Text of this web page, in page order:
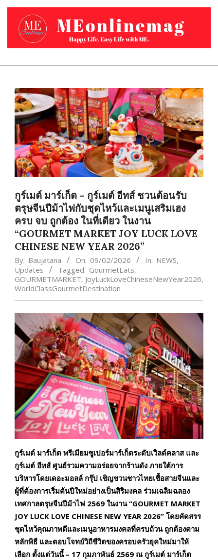
Skip
content
Primary
Menu
กูร์เมต์ มาร์เก็ต – กูร์เมต์ อีทส์ ชวนต้อนรับ
ตรุษจีนปีม้าไฟกับชุดไหว้และเมนูเสริมเฮง
ครบ จบ ถูกต้อง ในที่เดียว ในงาน
“GOURMET MARKET JOY LUCK LOVE
CHINESE NEW YEAR 2026”
By: Baujatana On: 09/02/2026 In: NEWS,
Updates
Tagged: GourmetEats,
GOURMETMARKET, JoyLuckLoveChineseNewYear2026,
WorldClassGourmetDestination
กูร์เมต์ มาร์เก็ต พรีเมียมซูเปอร์มาร์เก็ตระดับเวิลด์คลาส และ
กูร์เมต์ อีทส์ ศูนย์รวมความอร่อยจากร้านดัง ภายใต้การ
บริหารโดยเดอะมอลล์ กรุ๊ป เชิญชวนชาวไทยเชื้อสายจีนและ
ผู้ที่ต้องการเริ่มต้นปีใหม่อย่างเป็นสิริมงคล ร่วมเฉลิมฉลอง
เทศกาลตรุษจีนปีม้าไฟ 2569 ในงาน “GOURMET MARKET
JOY LUCK LOVE CHINESE NEW YEAR 2026” โดยคัดสรร
ชุดไหว้คุณภาพดีและเมนูอาหารมงคลที่ครบถ้วน ถูกต้องตาม
หลักพิธี และตอบโจทย์วิถีชีวิตของครอบครัวยุคใหม่มาให้
เลือก ตั้งแต่วันนี้ – 17 กุมภาพันธ์ 2569 ณ กูร์เมต์ มาร์เก็ต